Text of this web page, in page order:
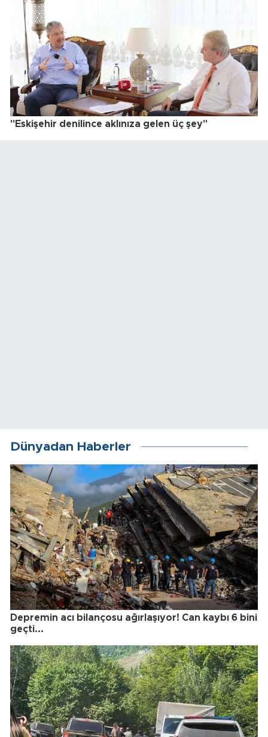
"Eskişehir denilince aklınıza gelen üç şey"
Dünyadan Haberler
Depremin acı bilançosu ağırlaşıyor! Can kaybı 6 bini
geçti...